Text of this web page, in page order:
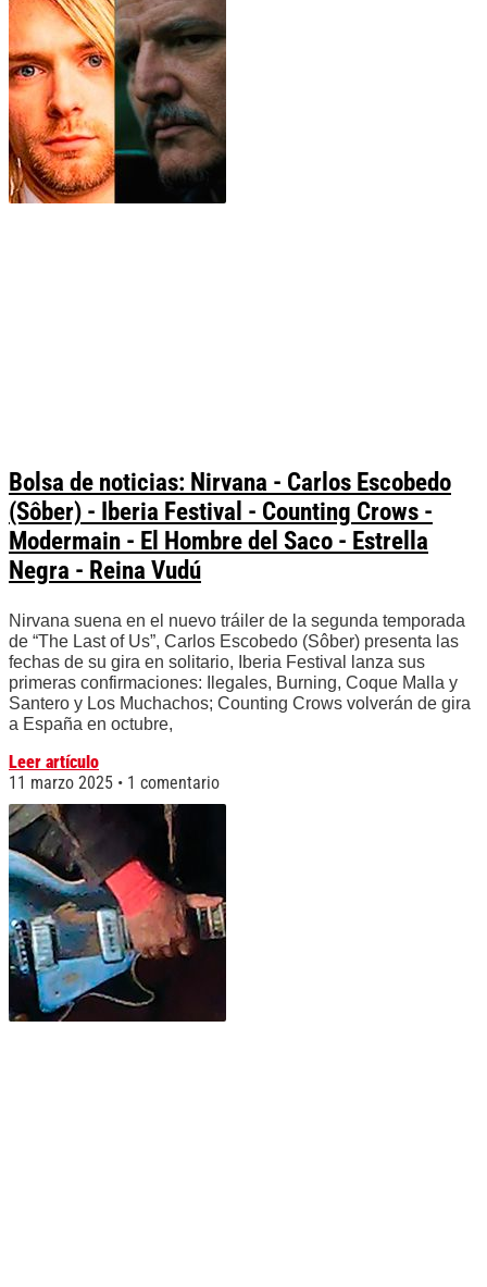
Bolsa de noticias: Nirvana - Carlos Escobedo
(Sôber) - Iberia Festival - Counting Crows -
Modermain - El Hombre del Saco - Estrella
Negra - Reina Vudú
Nirvana suena en el nuevo tráiler de la segunda temporada
de “The Last of Us”, Carlos Escobedo (Sôber) presenta las
fechas de su gira en solitario, Iberia Festival lanza sus
primeras confirmaciones: Ilegales, Burning, Coque Malla y
Santero y Los Muchachos; Counting Crows volverán de gira
a España en octubre,
Leer artículo
11 marzo 2025
1 comentario